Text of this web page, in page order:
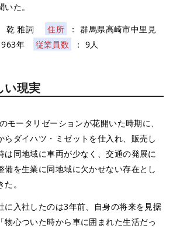
た。
乾 雅詞 住所
： 群馬県高崎市中里見
年 従業員数 ： 9人
い現実
ータリゼーションが花開いた時期に、
らダイハツ・ミゼットを仕入れ、販売し
は同地域に車両が少なく、交通の発展に
備を生業に同地域に欠かせない存在とし
。
入社したのは3年前、自身の将来を見据
物心ついた時から車に囲まれた生活だっ